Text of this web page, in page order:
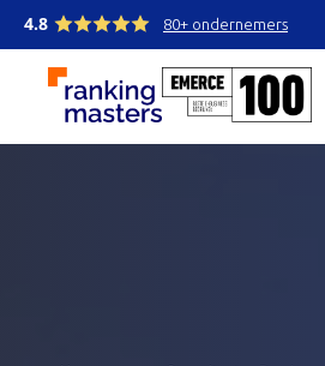
4.8 80+ ondernemers